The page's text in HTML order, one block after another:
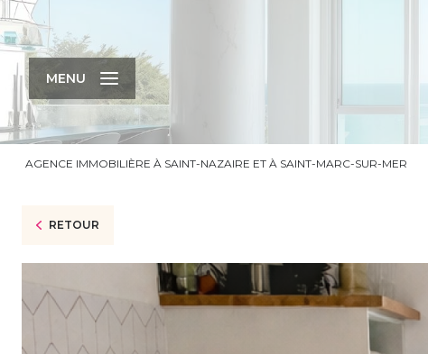
MENU
AGENCE IMMOBILIÈRE À SAINT-NAZAIRE ET À SAINT-MARC-SUR-MER
RETOUR